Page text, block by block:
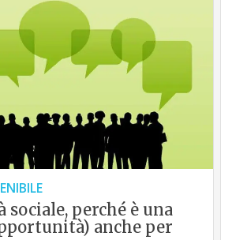
perché è una
anche per